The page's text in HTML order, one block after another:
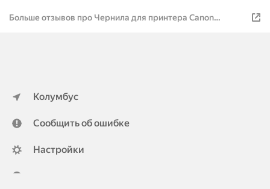
Больше отзывов про Чернила для принтера Canon
Колумбус
Сообщить об ошибке
Настройки